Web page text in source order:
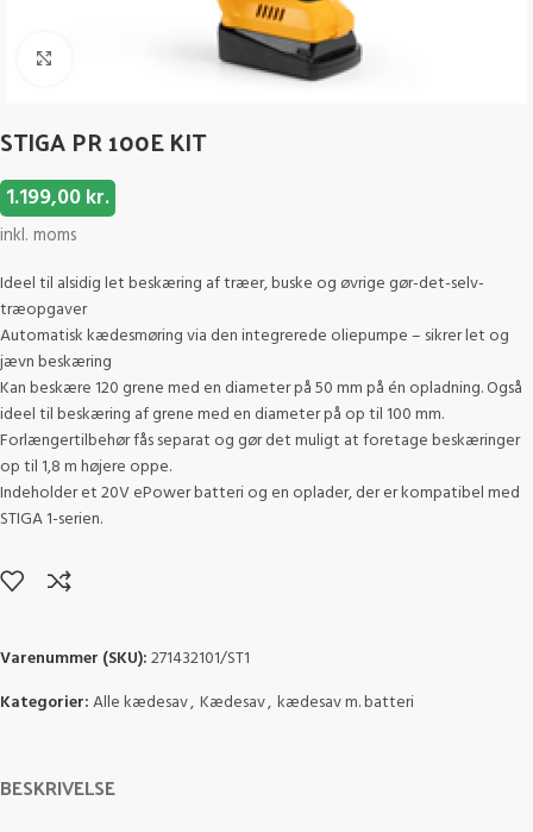
STIGA PR 100E KIT
1.199,00kr.
inkl. moms
Ideel til alsidig let beskæring af træer, buske og øvrige gør-det-selv-
træopgaver
Automatisk kædesmøring via den integrerede oliepumpe – sikrer let og
jævn beskæring
Kan beskære 120 grene med en diameter på 50 mm på én opladning. Også
ideel til beskæring af grene med en diameter på op til 100 mm.
Forlængertilbehør fås separat og gør det muligt at foretage beskæringer
op til 1,8 m højere oppe.
Indeholder et 20V ePower batteri og en oplader, der er kompatibel med
STIGA 1-serien.
Varenummer (SKU):271432101/ST1
Kategorier:Alle kædesav, Kædesav, kædesav m. batteri
BESKRIVELSE